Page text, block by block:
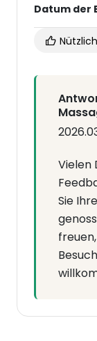
Datum der
Nützlich
Vielen
Sie